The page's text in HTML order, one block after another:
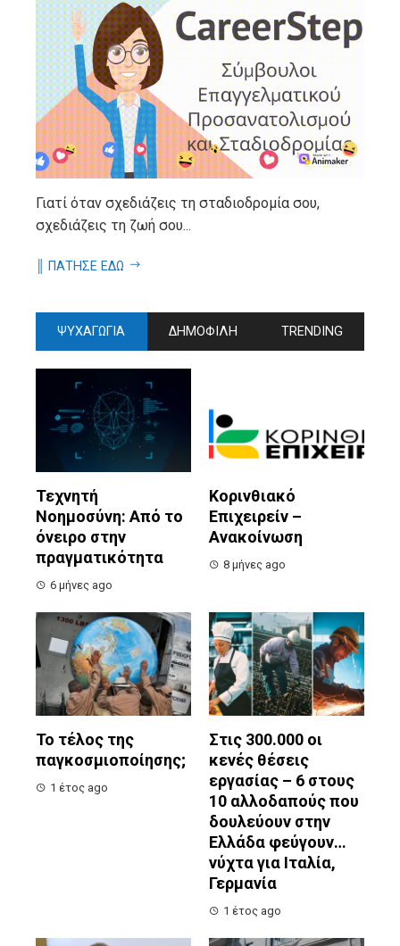
Γιατί όταν σχεδιάζεις τη σταδιοδρομία σου,
σχεδιάζεις τη ζωή σου...
║ ΠΑΤΗΣΕ ΕΔΩ
ΨΥΧΑΓΩΓΙΑ ΔΗΜΟΦΙΛΗ TRENDING
Τεχνητή
Νοημοσύνη: Από το
όνειρο στην
πραγματικότητα
6 μήνες ago
Κορινθιακό
Επιχειρείν –
Ανακοίνωση
8 μήνες ago
Το τέλος της
παγκοσμιοποίησης;
1 έτος ago
Στις 300.000 οι
κενές θέσεις
εργασίας – 6 στους
10 αλλοδαπούς που
δουλεύουν στην
Ελλάδα φεύγουν…
νύχτα για Ιταλία,
Γερμανία
1 έτος ago